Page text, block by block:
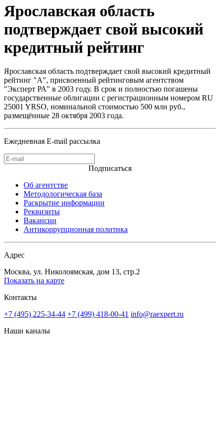
Ярославская область
подтверждает свой высокий
кредитный рейтинг
Ярославская область подтверждает свой высокий кредитный
рейтинг "А", присвоенный рейтинговым агентством
"Эксперт РА" в 2003 году. В срок и полностью погашены
государственные облигации с регистрационным номером RU
25001 YRSO, номинальной стоимостью 500 млн руб.,
размещённые 28 октября 2003 года.
Ежедневная E-mail рассылка
Подписаться
Об агентстве
Методологическая база
Раскрытие информации
Реквизиты
Вакансии
Антикоррупционная политика
Адрес
Москва, ул. Николоямская, дом 13, стр.2
Показать на карте
Контакты
+7 (495) 225-34-44 +7 (499) 418-00-41 info@raexpert.ru
Наши каналы